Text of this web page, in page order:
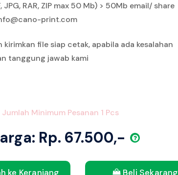
JPG, RAR, ZIP max 50 Mb) > 50Mb email/ share
print.com
kirimkan file siap cetak, apabila ada kesalahan
tanggung jawab kami
Jumlah Minimum Pesanan 1 Pcs
Rp. 67.500,-
ke Keranjang Beli Sekarang